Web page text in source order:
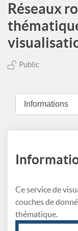
Réseaux
Public
Ce service de
couches de
thématique.